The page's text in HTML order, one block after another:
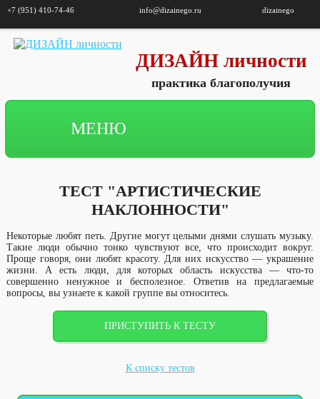
+7 (951) 410-74-46 info@dizainego.ru dizainego
ДИЗАЙН личности
практика благополучия
МЕНЮ
ТЕСТ "АРТИСТИЧЕСКИЕ
НАКЛОННОСТИ"
Некоторые любят петь. Другие могут целыми днями слушать музыку.
Такие люди обычно тонко чувствуют все, что происходит вокруг.
Проще говоря, они любят красоту. Для них искусство — украшение
жизни. А есть люди, для которых область искусства — что-то
совершенно ненужное и бесполезное. Ответив на предлагаемые
вопросы, вы узнаете к какой группе вы относитесь.
ПРИСТУПИТЬ К ТЕСТУ
К списку тестов